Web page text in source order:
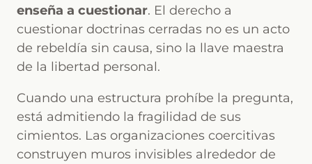
enseña a cuestionar. El derecho a
cuestionar doctrinas cerradas no es un acto
de rebeldía sin causa, sino la llave maestra
de la libertad personal.
Cuando una estructura prohíbe la pregunta,
está admitiendo la fragilidad de sus
cimientos. Las organizaciones coercitivas
construyen muros invisibles alrededor de